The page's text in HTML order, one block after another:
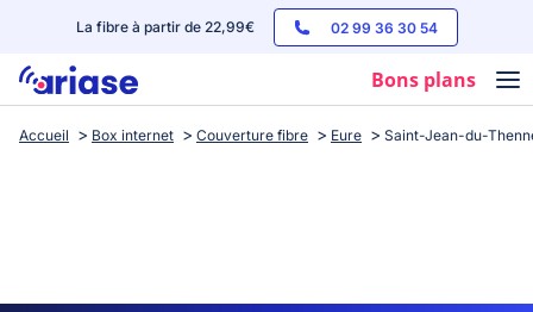
La fibre à partir de 22,99€ 02 99 36 30 54
Bons plans
Box internet
Accueil Box internet Couverture fibre Eure Saint-Jean-du-